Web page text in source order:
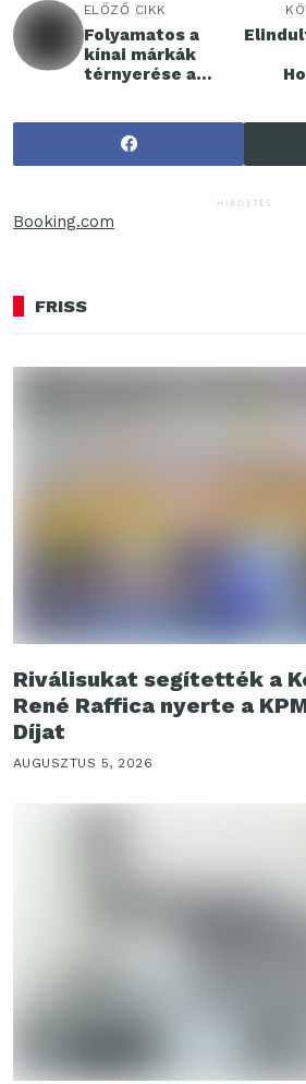
ELŐZŐ CIKK
Folyamatos a
kínai márkák
térnyerése a
HIRDETÉS
Booking.com
FRISS
Riválisukat segítették a
René Raffica nyerte a
Díjat
AUGUSZTUS 5, 2026